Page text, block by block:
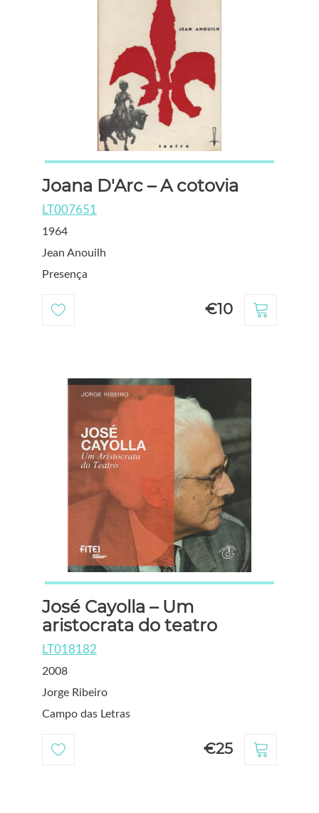
Joana D'Arc – A cotovia
LT007651
1964
Jean Anouilh
Presença
€10
José Cayolla – Um
aristocrata do teatro
LT018182
2008
Jorge Ribeiro
Campo das Letras
€25